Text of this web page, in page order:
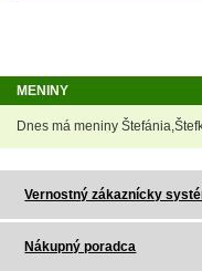
MENINY
Dnes má meniny
Vernostný zákaznícky
Nákupný poradca